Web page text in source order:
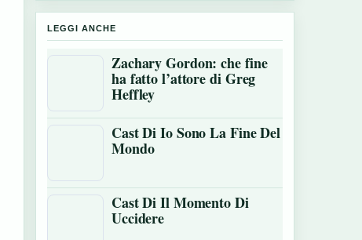
LEGGI ANCHE
Zachary Gordon: che fine
ha fatto l’attore di Greg
Heffley
Cast Di Io Sono La Fine Del
Mondo
Cast Di Il Momento Di
Uccidere